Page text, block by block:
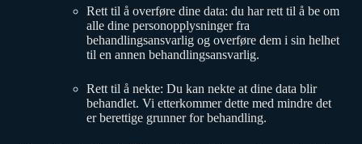
Rett til å overføre dine data: du har rett til å be om
alle dine personopplysninger fra
behandlingsansvarlig og overføre dem i sin helhet
til en annen behandlingsansvarlig.
Rett til å nekte: Du kan nekte at dine data blir
behandlet. Vi etterkommer dette med mindre det
er berettige grunner for behandling.